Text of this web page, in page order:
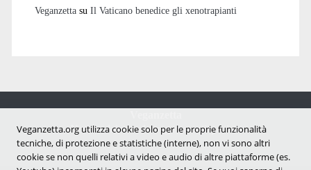
Veganzettasu Il Vaticano benedice gli xenotrapianti
Notizie dal mondo vegan e antispecista
Veganzetta.org utilizza cookie solo per le proprie funzionalità
tecniche, di protezione e statistiche (interne), non vi sono altri
cookie se non quelli relativi a video e audio di altre piattaforme (es.